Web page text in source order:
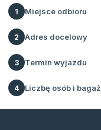
1 Miejsce odbioru
2 Adres docelowy
3 Termin wyjazdu
4 Liczbę osób i bagaż